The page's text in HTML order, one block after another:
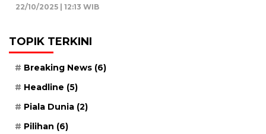
22/10/2025 | 12:13 WIB
TOPIK TERKINI
Breaking News (6)
Headline (5)
Piala Dunia (2)
Pilihan (6)